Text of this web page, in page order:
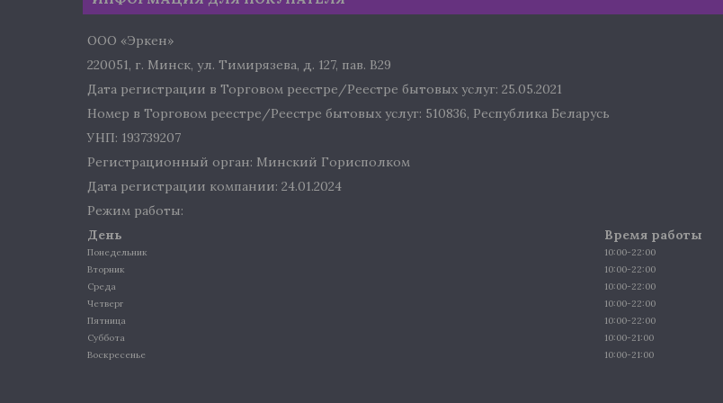
ООО «Эркен»
220051, г. Минск, ул. Тимирязева, д. 127, пав. В29
Дата регистрации в Торговом реестре/Реестре бытовых услуг: 25.05.2021
Номер в Торговом реестре/Реестре бытовых услуг: 510836, Республика Беларусь
УНП: 193739207
Регистрационный орган: Минский Горисполком
Дата регистрации компании: 24.01.2024
Режим работы:
День
Время работы
Понедельник
10:00-22:00
Вторник
10:00-22:00
Среда
10:00-22:00
Четверг
10:00-22:00
Пятница
10:00-22:00
Суббота
10:00-21:00
Воскресенье
10:00-21:00